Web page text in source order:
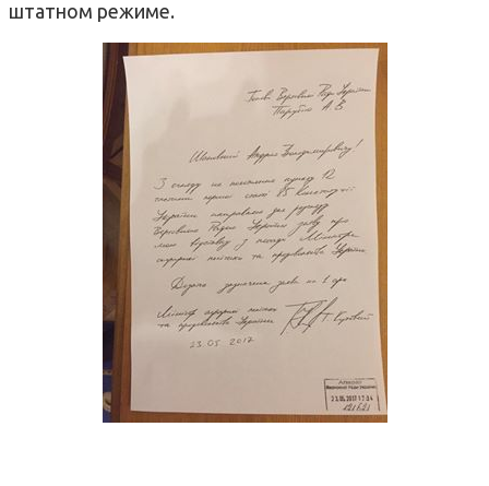
штатном режиме.